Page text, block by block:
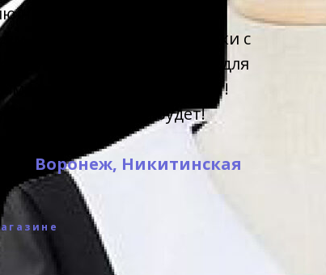
не будем. Все, что не
Успейте купить футболки с
на осень или костюм для
подобного не будет!
продления не будет!
Воронеж, Никитинская